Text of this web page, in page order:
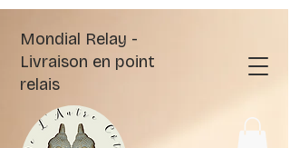
Mondial Relay -
Livraison en point
relais